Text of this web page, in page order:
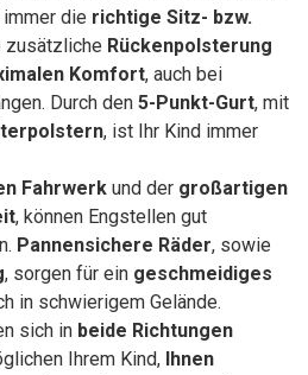
die richtige Sitz- bzw.
zusätzliche Rückenpolsterung
Komfort, auch bei
Durch den 5-Punkt-Gurt, mit
, ist Ihr Kind immer
Fahrwerk und der großartigen
, können Engstellen gut
Pannensichere Räder, sowie
, sorgen für ein geschmeidiges
in schwierigem Gelände.
sich in beide Richtungen
Ihrem Kind, Ihnen